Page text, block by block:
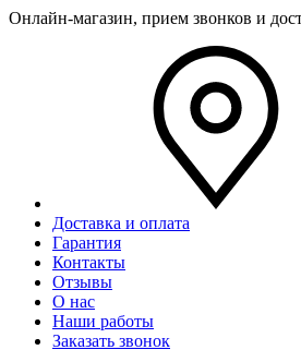
Онлайн-магазин, прием звонков и
Доставка и оплата
Гарантия
Контакты
Отзывы
О нас
Наши работы
Заказать звонок